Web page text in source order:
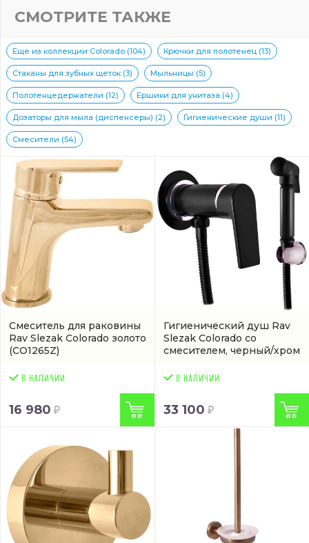
СМОТРИТЕ ТАКЖЕ
Еще из коллекции Colorado (104) Крючки для полотенец (13)
Стаканы для зубных щеток (3) Мыльницы (5)
Полотенцедержатели (12) Ершики для унитаза (4)
Дозаторы для мыла (диспенсеры) (2) Гигиенические души (11)
Смесители (54)
Смеситель для раковины
Rav Slezak Colorado золото
(CO1265Z)
16 980
Гигиенический душ Rav
Slezak Colorado со
смесителем, черный/хром
33 100